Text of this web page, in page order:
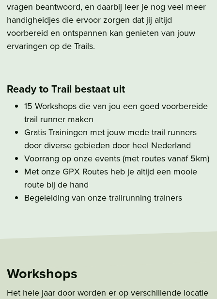
vragen beantwoord, en daarbij leer je nog veel meer
handigheidjes die ervoor zorgen dat jij altijd
voorbereid en ontspannen kan genieten van jouw
ervaringen op de Trails.
Ready to Trail bestaat uit
15 Workshops die van jou een goed voorbereide
trail runner maken
Gratis Trainingen met jouw mede trail runners
door diverse gebieden door heel Nederland
Voorrang op onze events (met routes vanaf 5km)
Met onze GPX Routes heb je altijd een mooie
route bij de hand
Begeleiding van onze trailrunning trainers
Workshops
Het hele jaar door worden er op verschillende locatie